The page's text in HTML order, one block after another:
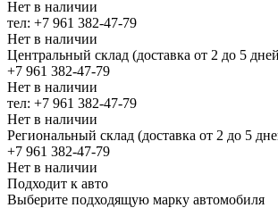
Нет в наличии
тел: +7 961 382-47-79
Нет в наличии
Центральный склад (доставка от 2 до 5
+7 961 382-47-79
Нет в наличии
тел: +7 961 382-47-79
Нет в наличии
Региональный склад (доставка от 2 до 5
+7 961 382-47-79
Нет в наличии
Подходит к авто
Выберите подходящую марку автомобиля